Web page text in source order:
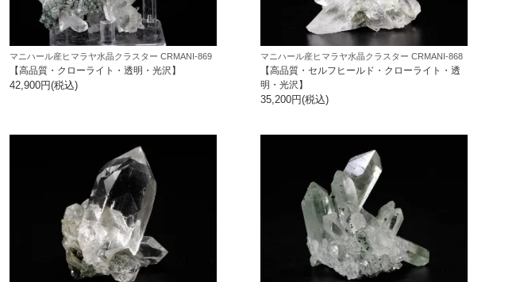
マニハール産ヒマラヤ水晶クラスター CRMANI-869
【高品質・クローライト・透明・光沢】
42,900円(税込)
マニハール産ヒマラヤ水晶クラスター CRMANI-868
【高品質・セルフヒールド・クローライト・透
明・光沢】
35,200円(税込)